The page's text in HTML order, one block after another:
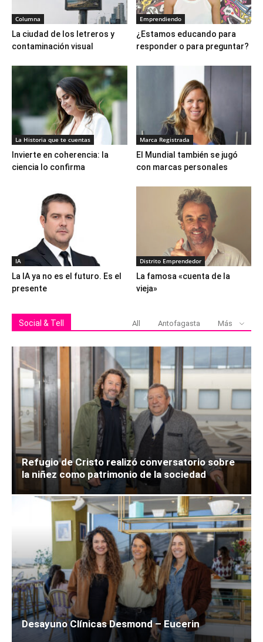
Columna
La ciudad de los letreros y
contaminación visual
Emprendiendo
¿Estamos educando para
responder o para preguntar?
La Historia que te cuentas
Invierte en coherencia: la
ciencia lo confirma
Marca Registrada
El Mundial también se jugó
con marcas personales
IA
La IA ya no es el futuro. Es el
presente
Distrito Emprendedor
La famosa «cuenta de la
vieja»
Social & Tell All Antofagasta Más
Refugio de Cristo realizó conversatorio sobre
la niñez como patrimonio de la sociedad
Desayuno Clínicas Desmond – Eucerin